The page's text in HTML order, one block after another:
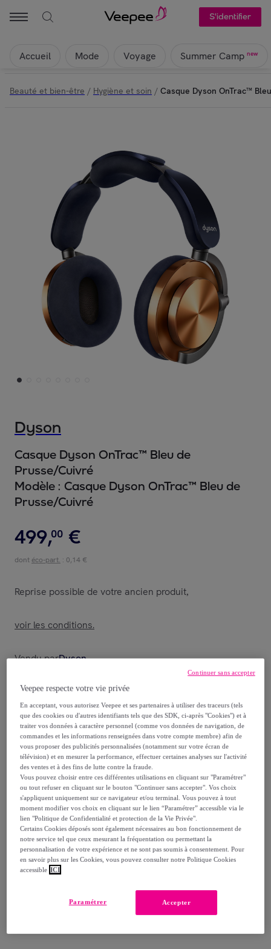
S'identifier
Accueil Mode Voyage Summer Camp new
Beauté et bien-être / Hygiène et soin / Casque Dyson OnTrac™
Dyson
Casque Dyson OnTrac™ Bleu de
Prusse/Cuivré
Modèle : Casque Dyson OnTrac™ Bleu de
Prusse/Cuivré
499,00 €
dont éco-part. : 0,14 €
Reprise possible de votre ancien produit,
voir les conditions.
Vendu parDyson
Livraison
Livraison offerte par la marque
Livraison estimée: entre le10/08et le13/08
Comment ça marche ?
Détails sur votre produit
Veepee respecte votre vie privée
En acceptant, vous autorisez Veepee et ses partenaires à utiliser des traceurs (tels
que des cookies ou d'autres identifiants tels que des SDK, ci-après "Cookies") et à
traiter vos données à caractère personnel (comme vos données de navigation, de
commandes et les informations renseignées dans votre compte membre) afin de
vous proposer des publicités personnalisées (notamment sur votre écran de
télévision) et en mesurer la performance, effectuer certaines analyses sur l'activité
des ventes et à des fins de lutte contre la fraude.
Vous pouvez choisir entre ces différentes utilisations en cliquant sur "Paramétrer"
ou tout refuser en cliquant sur le bouton "Continuer sans accepter". Vos choix
s'appliquent uniquement sur ce navigateur et/ou terminal. Vous pouvez à tout
moment modifier vos choix en cliquant sur le lien “Paramétrer” accessible via le
lien "Politique de Confidentialité et protection de la Vie Privée".
Certains Cookies déposés sont également nécessaires au bon fonctionnement de
notre service tel que ceux mesurant la fréquentation ou permettant la
personnalisation de votre expérience et ne sont pas soumis à consentement. Pour
en savoir plus sur les Cookies, vous pouvez consulter notre Politique Cookies
accessible ICI
Accepter
Paramétrer
Continuer sans accepter